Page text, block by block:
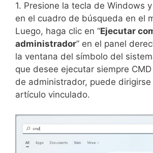
1. Presione la tecla de Windows
en el cuadro de búsqueda en el
Luego, haga clic en “Ejecutar
administrador” en el panel
la ventana del símbolo del
que desee ejecutar siempre
de administrador, puede
artículo vinculado.